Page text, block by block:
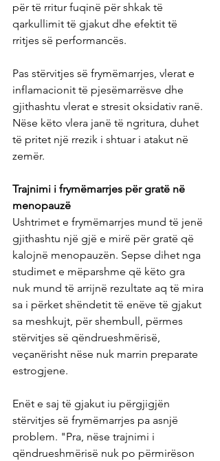
për të rritur fuqinë për shkak të
qarkullimit të gjakut dhe efektit të
rritjes së performancës.
Pas stërvitjes së frymëmarrjes, vlerat e
inflamacionit të pjesëmarrësve dhe
gjithashtu vlerat e stresit oksidativ ranë.
Nëse këto vlera janë të ngritura, duhet
të pritet një rrezik i shtuar i atakut në
zemër.
Trajnimi i frymëmarrjes për gratë në
menopauzë
Ushtrimet e frymëmarrjes mund të jenë
gjithashtu një gjë e mirë për gratë që
kalojnë menopauzën. Sepse dihet nga
studimet e mëparshme që këto gra
nuk mund të arrijnë rezultate aq të mira
sa i përket shëndetit të enëve të gjakut
sa meshkujt, për shembull, përmes
stërvitjes së qëndrueshmërisë,
veçanërisht nëse nuk marrin preparate
estrogjene.
Enët e saj të gjakut iu përgjigjën
stërvitjes së frymëmarrjes pa asnjë
problem. "Pra, nëse trajnimi i
qëndrueshmërisë nuk po përmirëson